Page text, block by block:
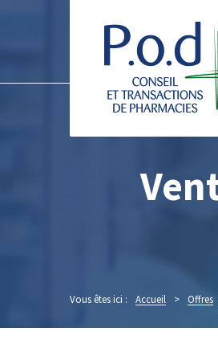
Vous êtes ici : Accueil > Offres